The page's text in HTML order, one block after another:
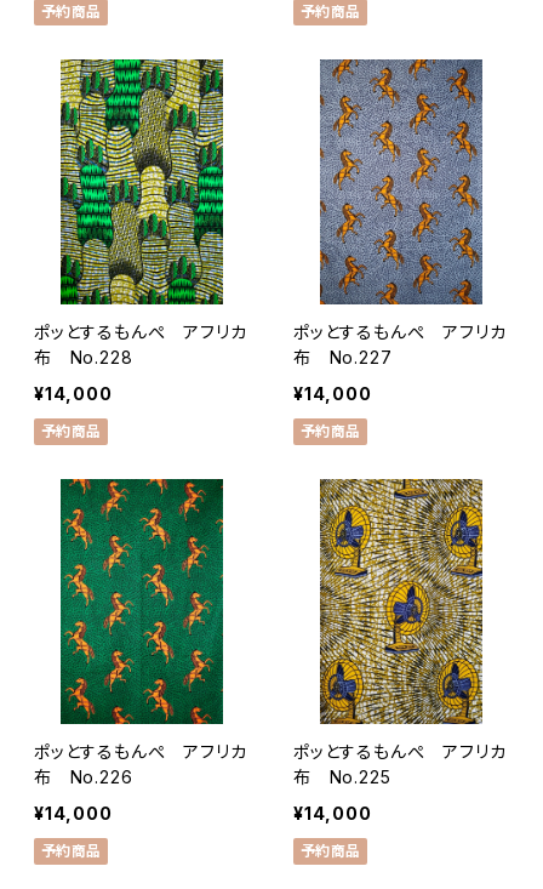
予約商品 予約商品
ポッとするもんぺ アフリカ
布 No.228
¥14,000
予約商品
ポッとするもんぺ アフリカ
布 No.227
¥14,000
予約商品
ポッとするもんぺ アフリカ
布 No.226
¥14,000
予約商品
ポッとするもんぺ アフリカ
布 No.225
¥14,000
予約商品